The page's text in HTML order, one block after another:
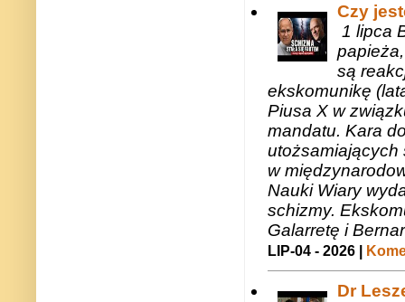
Czy
1 lipca
są
ekskomunikę
Piusa X w
mandatu. Kara
utożsamiających
w
Nauki Wiary
schizmy.
Galarretę i
LIP-04 - 2026 |
Dr